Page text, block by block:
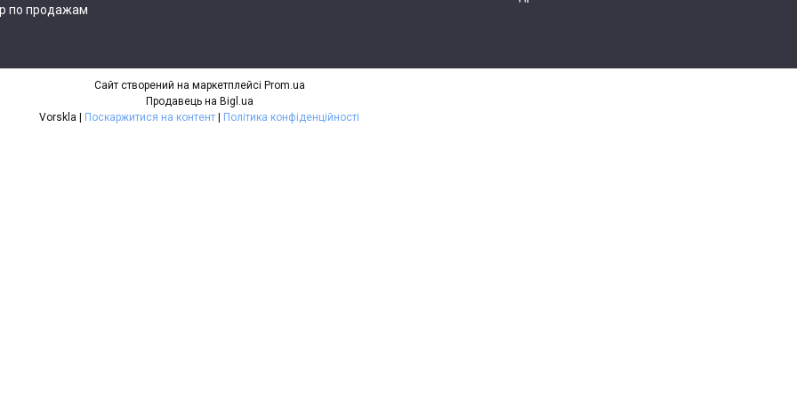
по продажам
Сайт створений на маркетплейсі Prom.ua
Продавець на Bigl.ua
Поскаржитися на контент Політика конфіденційності